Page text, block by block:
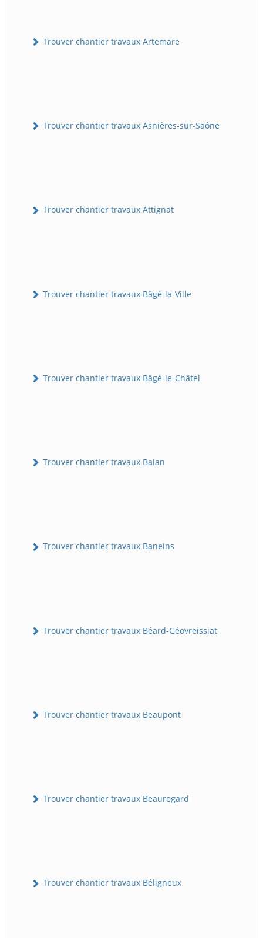
Trouver chantier travaux Artemare
Trouver chantier travaux Asnières-sur-Saône
Trouver chantier travaux Attignat
Trouver chantier travaux Bâgé-la-Ville
Trouver chantier travaux Bâgé-le-Châtel
Trouver chantier travaux Balan
Trouver chantier travaux Baneins
Trouver chantier travaux Béard-Géovreissiat
Trouver chantier travaux Beaupont
Trouver chantier travaux Beauregard
Trouver chantier travaux Béligneux